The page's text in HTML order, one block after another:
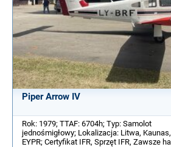
Piper Arrow IV
Rok: 1979; TTAF: 6704h; Typ: Samolot
jednośmigłowy; Lokalizacja: Litwa, Kaunas,
EYPR; Certyfikat IFR, Sprzęt IFR, Zawsze